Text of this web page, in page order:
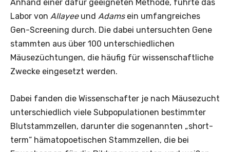
Anhand einer dafür geeigneten Methode, führte das
Labor von Allayee und Adams ein umfangreiches
Gen-Screening durch. Die dabei untersuchten Gene
stammten aus über 100 unterschiedlichen
Mäusezüchtungen, die häufig für wissenschaftliche
Zwecke eingesetzt werden.
Dabei fanden die Wissenschafter je nach Mäusezucht
unterschiedlich viele Subpopulationen bestimmter
Blutstammzellen, darunter die sogenannten „short-
term“ hämatopoetischen Stammzellen, die bei